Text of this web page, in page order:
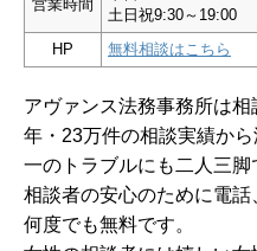
営業時間
土日祝9:30～19:00
HP
無料相談はこちら
アヴァンス法務事務所は
年・23万件の相談実績か
一のトラブルにも二人三脚
相談者の安心のために電
何度でも無料です。